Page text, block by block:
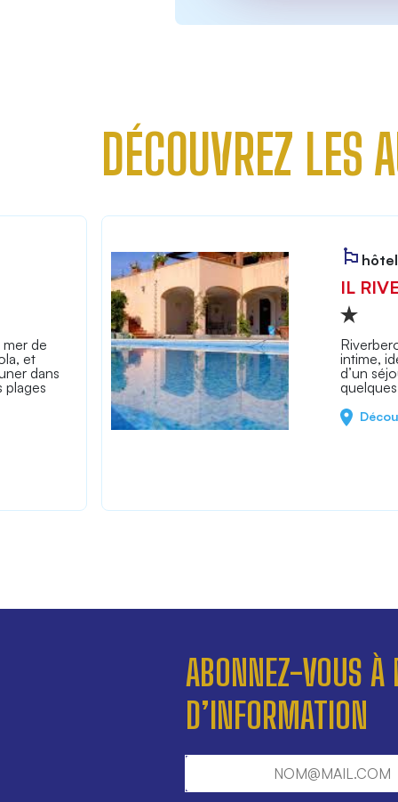
DÉCOUVREZ LES
de
et
dans
plages
hôtel
IL
intime,
d’un
ABONNEZ-VOUS À
D’INFORMATION